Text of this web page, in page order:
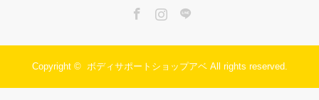
Copyright © ボディサポートショップアベAll rights reserved.